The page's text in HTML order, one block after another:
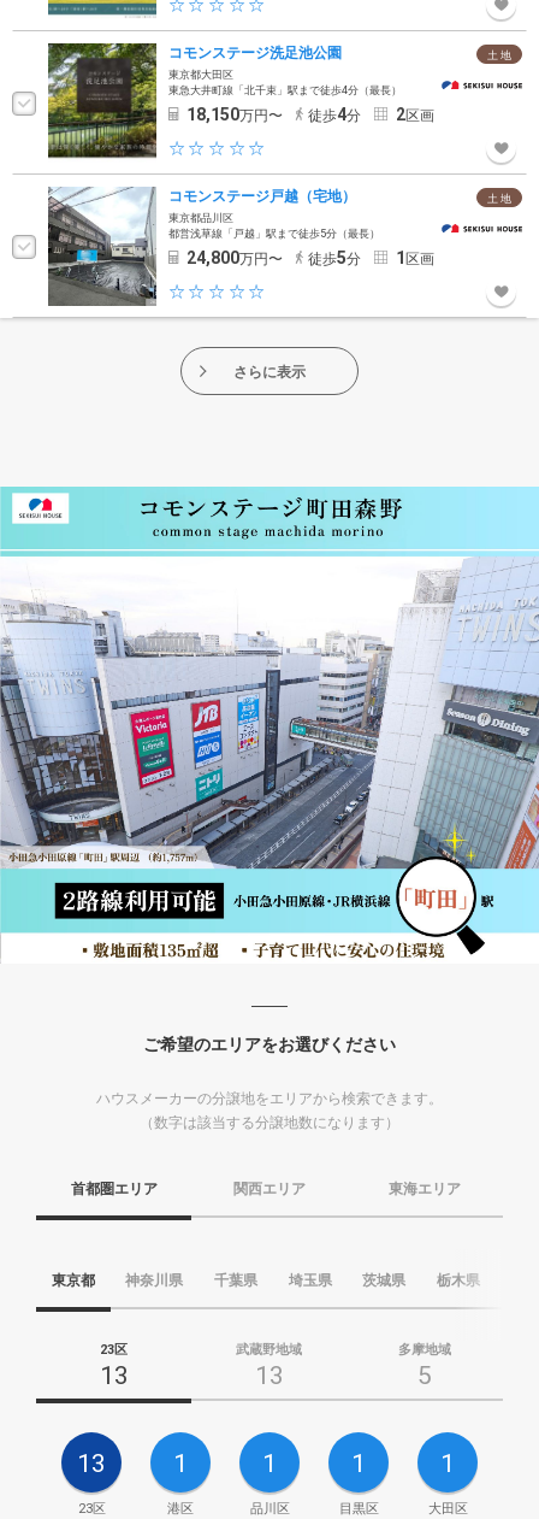
土 地
コモンステージ洗足池公園
東京都大田区
東急大井町線「北千束」駅まで徒歩4分（最長）
18,150万円〜 徒歩4分 2区画
土 地
コモンステージ戸越（宅地）
東京都品川区
都営浅草線「戸越」駅まで徒歩5分（最長）
24,800万円〜 徒歩5分 1 区画
さらに表示
ご希望のエリアをお選びください
ハウスメーカーの分譲地をエリアから検索できます。
（数字は該当する分譲地数になります）
首都圏エリア 関西エリア 東海エリア
東京都 神奈川県 千葉県 埼玉県 茨城県 栃木県
23区
13
武蔵野地域
13
多摩地域
5
13
23区
1
港区
1
品川区
1
目黒区
1
大田区